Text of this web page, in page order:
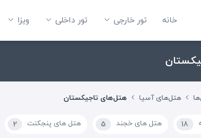
خانه تور خارجی تور داخلی ویزا
هتل‌های آسیا هتل‌های تاجیکستان
18 هتل های خجند 5 هتل های پنجکنت 2